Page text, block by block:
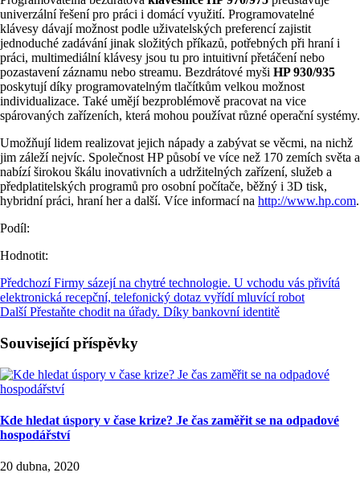
univerzální řešení pro práci i domácí využití. Programovatelné
klávesy dávají možnost podle uživatelských preferencí zajistit
jednoduché zadávání jinak složitých příkazů, potřebných při hraní i
práci, multimediální klávesy jsou tu pro intuitivní přetáčení nebo
pozastavení záznamu nebo streamu. Bezdrátové myši HP 930/935
poskytují díky programovatelným tlačítkům velkou možnost
individualizace. Také umějí bezproblémově pracovat na vice
spárovaných zařízeních, která mohou používat různé operační systémy.
Umožňují lidem realizovat jejich nápady a zabývat se věcmi, na nichž
jim záleží nejvíc. Společnost HP působí ve více než 170 zemích světa a
nabízí širokou škálu inovativních a udržitelných zařízení, služeb a
předplatitelských programů pro osobní počítače, běžný i 3D tisk,
hybridní práci, hraní her a další. Více informací na http://www.hp.com.
Podíl:
Hodnotit:
Předchozí Firmy sázejí na chytré technologie. U vchodu vás přivítá
elektronická recepční, telefonický dotaz vyřídí mluvící robot
Další Přestaňte chodit na úřady. Díky bankovní identitě
Související příspěvky
Kde hledat úspory v čase krize? Je čas zaměřit se na odpadové
hospodářství
20 dubna, 2020